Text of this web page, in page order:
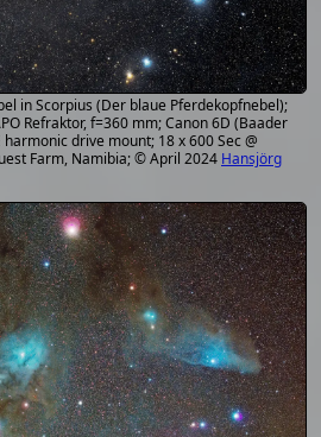
in Scorpius (Der blaue Pferdekopfnebel);
Refraktor, f=360 mm; Canon 6D (Baader
harmonic drive mount; 18 x 600 Sec @
Farm, Namibia; © April 2024 Hansjörg